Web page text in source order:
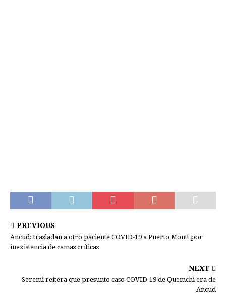
PREVIOUS
Ancud: trasladan a otro paciente COVID-19 a Puerto Montt por
inexistencia de camas críticas
NEXT
Seremi reitera que presunto caso COVID-19 de Quemchi era de
Ancud